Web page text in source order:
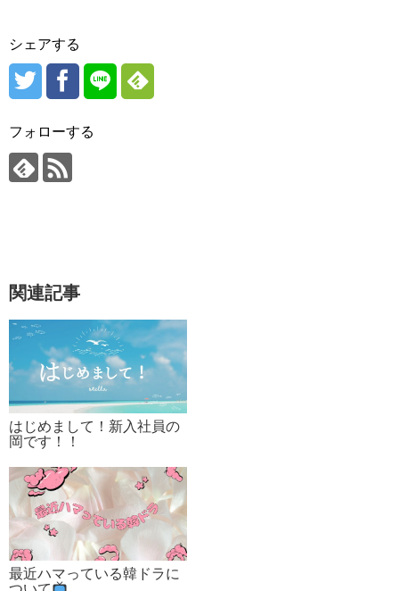
シェアする
フォローする
関連記事
はじめまして！新入社員の
岡です！！
最近ハマっている韓ドラに